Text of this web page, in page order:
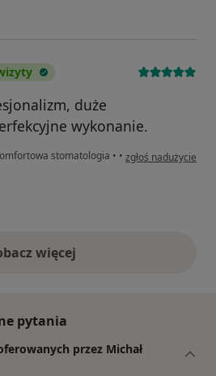
duże
wykonanie.
stomatologia • • w opinii
zgłoś nadużycie
więcej
opinie powyżej
pytania
przez Michał